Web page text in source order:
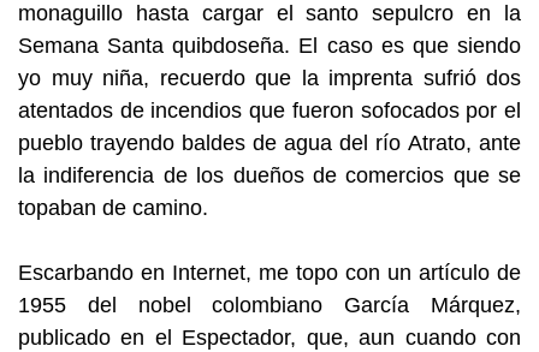
monaguillo hasta cargar el santo sepulcro en la
Semana Santa quibdoseña. El caso es que siendo
yo muy niña, recuerdo que la imprenta sufrió dos
atentados de incendios que fueron sofocados por el
pueblo trayendo baldes de agua del río Atrato, ante
la indiferencia de los dueños de comercios que se
topaban de camino.
Escarbando en Internet, me topo con un artículo de
1955 del nobel colombiano García Márquez,
publicado en el Espectador, que, aun cuando con